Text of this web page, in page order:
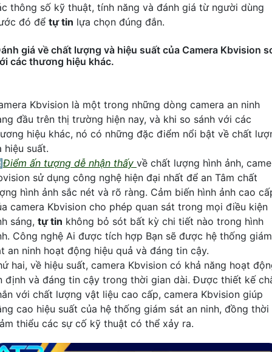
thông số kỹ thuật, tính năng và đánh giá từ người dùng
đó để tự tin lựa chọn đúng đắn.
giá về chất lượng và hiệu suất của Camera Kbvision
các thương hiệu khác.
Kbvision là một trong những dòng camera an ninh
đầu trên thị trường hiện nay, và khi so sánh với các
hiệu khác, nó có những đặc điểm nổi bật về chất
hiệu suất.
Điểm ấn tượng dễ nhận thấy về chất lượng hình ảnh,
sử dụng công nghệ hiện đại nhất để an Tâm chất
hình ảnh sắc nét và rõ ràng. Cảm biến hình ảnh cao
camera Kbvision cho phép quan sát trong mọi điều kiện
sáng, tự tin không bỏ sót bất kỳ chi tiết nào trong hình
Công nghệ Ai được tích hợp Bạn sẽ được hệ thống giám
an ninh hoạt động hiệu quả và đáng tin cậy.
hai, về hiệu suất, camera Kbvision có khả năng hoạt
định và đáng tin cậy trong thời gian dài. Được thiết kế
với chất lượng vật liệu cao cấp, camera Kbvision giúp
cao hiệu suất của hệ thống giám sát an ninh, đồng thời
thiểu các sự cố kỹ thuật có thể xảy ra.